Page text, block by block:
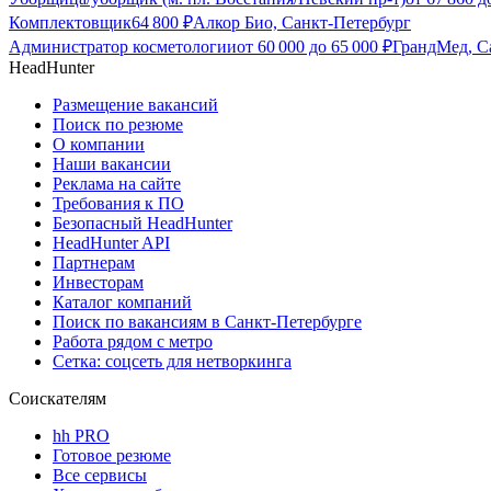
Комплектовщик64 800 ₽Алкор Био, Санкт-Петербург
Администратор косметологииот 60 000 до 65 000 ₽ГрандМед,
HeadHunter
Размещение вакансий
Поиск по резюме
О компании
Наши вакансии
Реклама на сайте
Требования к ПО
Безопасный HeadHunter
HeadHunter API
Партнерам
Инвесторам
Каталог компаний
Поиск по вакансиям в Санкт-Петербурге
Работа рядом с метро
Сетка: соцсеть для нетворкинга
Соискателям
hh PRO
Готовое резюме
Все сервисы